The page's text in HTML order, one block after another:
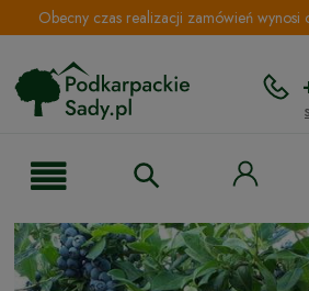
Obecny czas realizacji zamówień wynosi